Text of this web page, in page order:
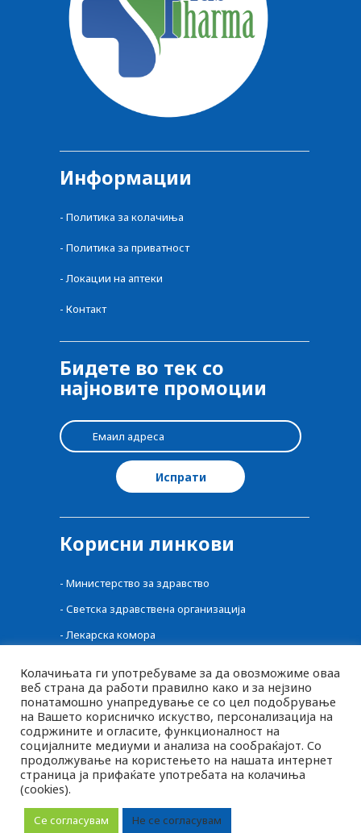
MK
Информации
- Политика за колачиња
- Политика за приватност
- Локации на аптеки
- Контакт
Бидете во тек со
најновите промоции
Корисни линкови
- Министерство за здравство
- Светска здравствена организација
-Лекарска комора
-Фонд за здравство
-Фармацевтска комора
-Агенција за Храна и Ветеринарство
Колачињата ги употребуваме за да овозможиме оваа
веб страна да работи правилно како и за нејзино
понатамошно унапредување се со цел подобрување
на Вашето корисничко искуство, персонализација на
содржините и огласите, функционалност на
социјалните медиуми и анализа на сообраќајот. Со
продолжување на користењето на нашата интернет
страница ја прифаќате употребата на колачиња
(cookies).
Се согласувам Не се согласувам